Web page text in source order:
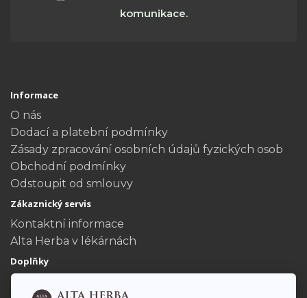
komunikace.
Informace
O nás
Dodací a platební podmínky
Zásady zpracování osobních údajů fyzických osob
Obchodní podmínky
Odstoupit od smlouvy
Zákaznický servis
Kontaktní informace
Alta Herba v lékárnách
Doplňky
Dárkové poukazy